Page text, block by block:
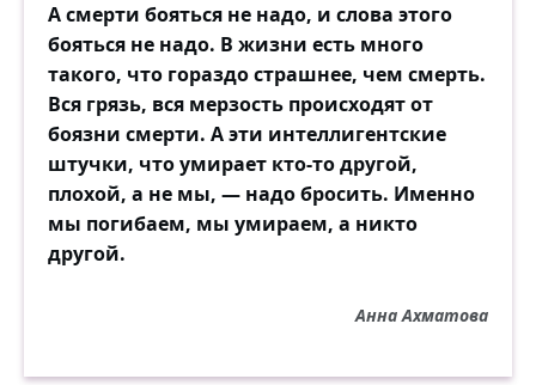
А смерти бояться не надо, и слова этого
бояться не надо. В жизни есть много
такого, что гораздо страшнее, чем смерть.
Вся грязь, вся мерзость происходят от
боязни смерти. А эти интеллигентские
штучки, что умирает кто-то другой,
плохой, а не мы, — надо бросить. Именно
мы погибаем, мы умираем, а никто
другой.
Анна Ахматова